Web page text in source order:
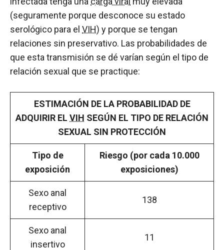
(seguramente porque desconoce su estado
serológico para el VIH) y porque se tengan
relaciones sin preservativo. Las probabilidades de
que esta transmisión se dé varían según el tipo de
relación sexual que se practique:
ESTIMACIÓN DE LA PROBABILIDAD DE
ADQUIRIR EL VIH SEGÚN EL TIPO DE RELACIÓN
SEXUAL SIN PROTECCIÓN
Tipo de
exposición
Riesgo (por cada 10.000
exposiciones)
Sexo anal
receptivo
138
Sexo anal
insertivo
11